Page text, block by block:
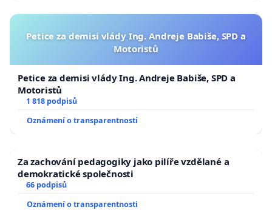
Petice za demisi vlády Ing. Andreje Babiše, SPD a
Motoristů
Petice za demisi vlády Ing. Andreje Babiše, SPD a
Motoristů
1 818 podpisů
Oznámení o transparentnosti
Za zachování pedagogiky jako pilíře vzdělané a
demokratické společnosti
66 podpisů
Oznámení o transparentnosti